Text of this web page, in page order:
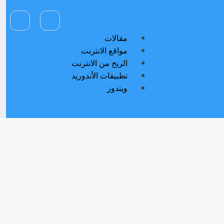
مقالات
مواقع الانترنت
الربح من الانترنت
تطبيقات الأندوريد
ويندوز